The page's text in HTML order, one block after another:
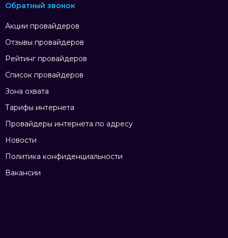
Акции провайдеров
Отзывы провайдеров
Рейтинг провайдеров
Список провайдеров
Зона охвата
Тарифы интернета
Провайдеры интернета по адресу
Новости
Политика конфиденциальности
Вакансии
Обратный звонок